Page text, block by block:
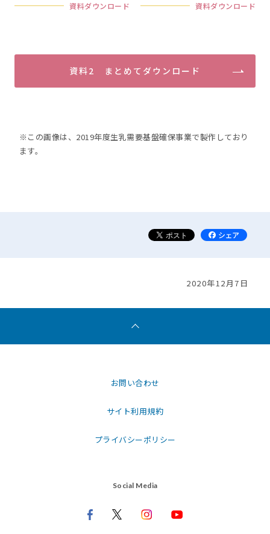
資料ダウンロード 資料ダウンロード
資料2 まとめてダウンロード
※この画像は、2019年度生乳需要基盤確保事業で製作しており
ます。
2020年12月7日
お問い合わせ
サイト利用規約
プライバシーポリシー
Social Media